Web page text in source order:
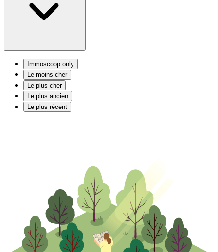
Immoscoop only
Le moins cher
Le plus cher
Le plus ancien
Le plus récent